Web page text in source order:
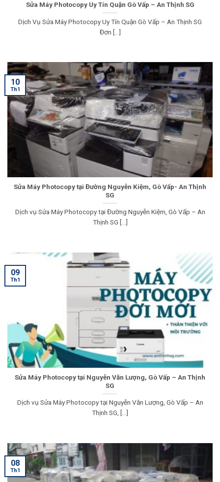
Sửa Máy Photocopy Uy Tín Quận Gò Vấp – An Thịnh SG
Dịch Vụ Sửa Máy Photocopy Uy Tín Quận Gò Vấp – An Thịnh SG
Đơn [...]
Sửa Máy Photocopy tại Đường Nguyễn Kiệm, Gò Vấp- An Thịnh
SG
Dịch vụ Sửa Máy Photocopy tại Đường Nguyễn Kiệm, Gò Vấp – An
Thịnh SG [...]
10
Th1
Sửa Máy Photocopy tại Nguyễn Văn Lượng, Gò Vấp – An Thịnh
SG
Dịch vụ Sửa Máy Photocopy tại Nguyễn Văn Lượng, Gò Vấp – An
Thịnh SG, [...]
09
Th1
08
Th1